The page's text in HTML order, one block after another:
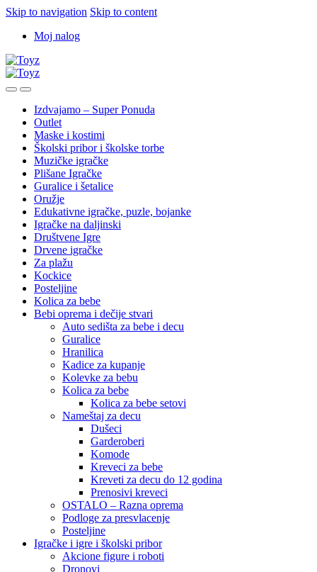
Skip to navigation Skip to content
Moj nalog
Izdvajamo – Super Ponuda
Outlet
Maske i kostimi
Školski pribor i školske torbe
Muzičke igračke
Plišane Igračke
Guralice i šetalice
Oružje
Edukativne igračke, puzle, bojanke
Igračke na daljinski
Društvene Igre
Drvene igračke
Za plažu
Kockice
Posteljine
Kolica za bebe
Bebi oprema i dečije stvari
Auto sedišta za bebe i decu
Guralice
Hranilica
Kadice za kupanje
Kolevke za bebu
Kolica za bebe
Kolica za bebe setovi
Nameštaj za decu
Dušeci
Garderoberi
Komode
Kreveci za bebe
Kreveti za decu do 12 godina
Prenosivi kreveci
OSTALO – Razna oprema
Podloge za presvlacenje
Posteljine
Igračke i igre i školski pribor
Akcione figure i roboti
Dronovi